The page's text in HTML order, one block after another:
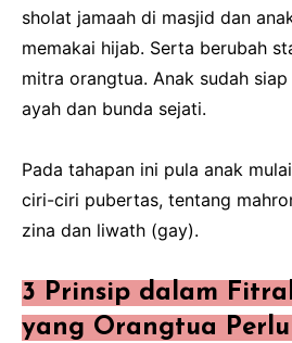
sholat jamaah di masjid dan
memakai hijab. Serta berubah
mitra orangtua. Anak sudah
ayah dan bunda sejati.
Pada tahapan ini pula anak
ciri-ciri pubertas, tentang
zina dan liwath (gay).
3 Prinsip dalam
yang Orangtua Perlu